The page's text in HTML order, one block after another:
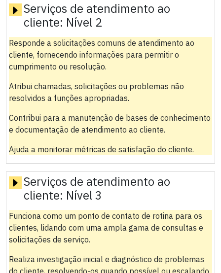
Serviços de atendimento ao
cliente: Nível 2
Responde a solicitações comuns de atendimento ao
cliente, fornecendo informações para permitir o
cumprimento ou resolução.
Atribui chamadas, solicitações ou problemas não
resolvidos a funções apropriadas.
Contribui para a manutenção de bases de conhecimento
e documentação de atendimento ao cliente.
Ajuda a monitorar métricas de satisfação do cliente.
Serviços de atendimento ao
cliente: Nível 3
Funciona como um ponto de contato de rotina para os
clientes, lidando com uma ampla gama de consultas e
solicitações de serviço.
Realiza investigação inicial e diagnóstico de problemas
do cliente, resolvendo-os quando possível ou escalando